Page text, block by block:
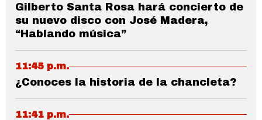
Gilberto Santa Rosa hará concierto de
su nuevo disco con José Madera,
“Hablando música”
11:45 p.m.
¿Conoces la historia de la chancleta?
11:41 p.m.